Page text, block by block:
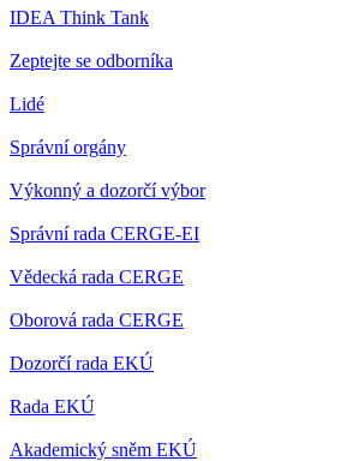
IDEA Think Tank
Zeptejte se odborníka
Lidé
Správní orgány
Výkonný a dozorčí výbor
Správní rada CERGE-EI
Vědecká rada CERGE
Oborová rada CERGE
Dozorčí rada EKÚ
Rada EKÚ
Akademický sněm EKÚ